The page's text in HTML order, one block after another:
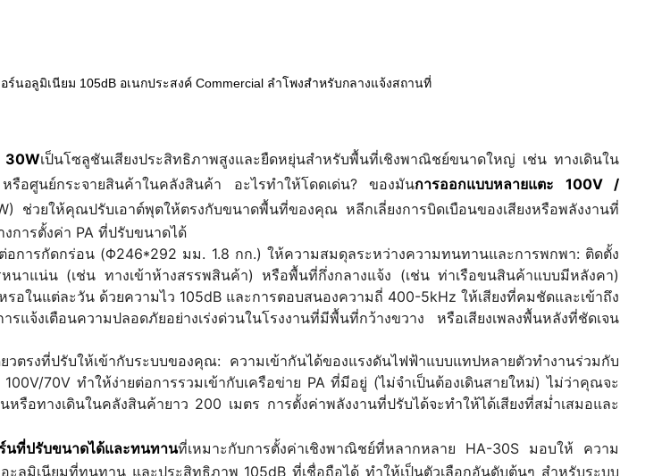
ร์นอลูมิเนียม 105dB อเนกประสงค์ Commercial ลำโพงสำหรับกลางแจ้งสถานที่
30Wเป็นโซลูชันเสียงประสิทธิภาพสูงและยืดหยุ่นสำหรับพื้นที่เชิงพาณิชย์ขนาดใหญ่ เช่น ทางเดินใน
อศูนย์กระจายสินค้าในคลังสินค้า อะไรทำให้โดดเด่น? ของมันการออกแบบหลายแตะ 100V /
ช่วยให้คุณปรับเอาต์พุตให้ตรงกับขนาดพื้นที่ของคุณ หลีกเลี่ยงการบิดเบือนของเสียงหรือพลังงานที่
การตั้งค่า PA ที่ปรับขนาดได้
อการกัดกร่อน (Φ246*292 มม. 1.8 กก.) ให้ความสมดุลระหว่างความทนทานและการพกพา: ติดตั้ง
หนาแน่น (เช่น ทางเข้าห้างสรรพสินค้า) หรือพื้นที่กึ่งกลางแจ้ง (เช่น ท่าเรือขนสินค้าแบบมีหลังคา)
ในแต่ละวัน ด้วยความไว 105dB และการตอบสนองความถี่ 400-5kHz ให้เสียงที่คมชัดและเข้าถึง
แจ้งเตือนความปลอดภัยอย่างเร่งด่วนในโรงงานที่มีพื้นที่กว้างขวาง หรือเสียงเพลงพื้นหลังที่ชัดเจน
วตรงที่ปรับให้เข้ากับระบบของคุณ: ความเข้ากันได้ของแรงดันไฟฟ้าแบบแทปหลายตัวทำงานร่วมกับ
70V ทำให้ง่ายต่อการรวมเข้ากับเครือข่าย PA ที่มีอยู่ (ไม่จำเป็นต้องเดินสายใหม่) ไม่ว่าคุณจะ
อทางเดินในคลังสินค้ายาว 200 เมตร การตั้งค่าพลังงานที่ปรับได้จะทำให้ได้เสียงที่สม่ำเสมอและ
นที่ปรับขนาดได้และทนทานที่เหมาะกับการตั้งค่าเชิงพาณิชย์ที่หลากหลาย HA-30S มอบให้ ความ
ะลูมิเนียมที่ทนทาน และประสิทธิภาพ 105dB ที่เชื่อถือได้ ทำให้เป็นตัวเลือกอันดับต้นๆ สำหรับระบบ